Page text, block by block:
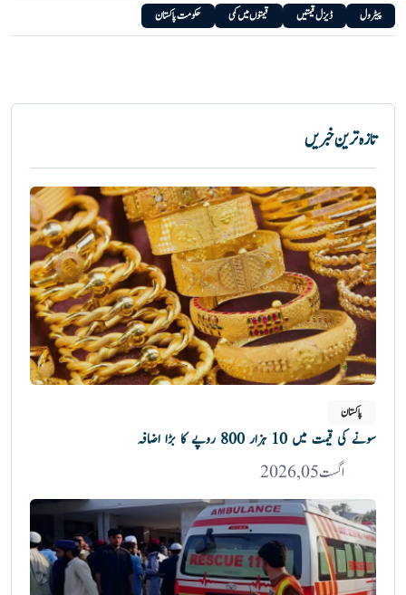
پیٹرول ڈیزل قیمتیں قیمتوں میں کمی حکومت پاکستان
تازہ ترین خبریں
پاکستان
سونے کی قیمت میں 10 ہزار 800 روپے کا بڑا اضافہ
اگست 05, 2026